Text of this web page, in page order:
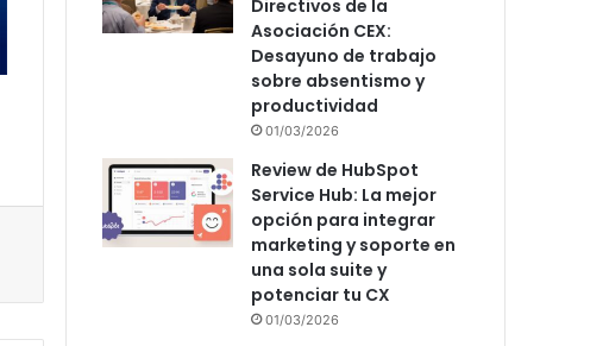
Directivos de la
Asociación CEX:
Desayuno de trabajo
sobre absentismo y
productividad
01/03/2026
Review de HubSpot
Service Hub: La mejor
opción para integrar
marketing y soporte en
una sola suite y
potenciar tu CX
01/03/2026